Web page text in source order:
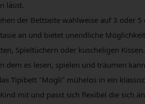
lässt.
der Bettseite wahlweise auf 3 oder 5
an und bietet unendliche
Spieltüchern oder kuscheligen
dem es lesen, spielen und träumen
Tipibett "Mogli" mühelos in ein
mit und passt sich flexibel die sich